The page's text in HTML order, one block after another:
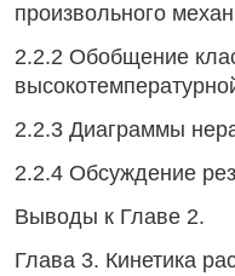
произвольного
2.2.2 Обобщение
2.2.3 Диаграммы
2.2.4 Обсуждение
Выводы к Главе 2.
Глава 3. Кинетика